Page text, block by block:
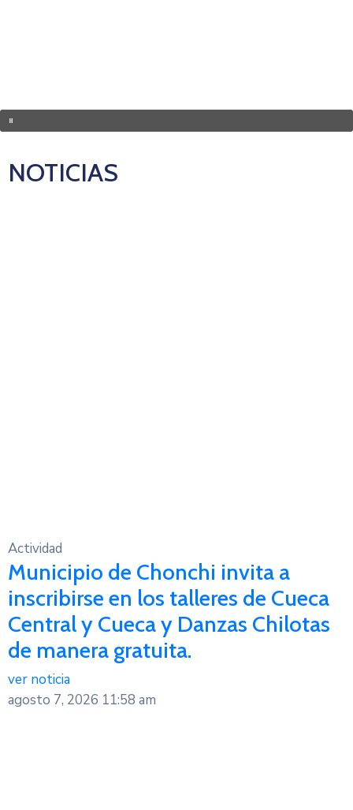
NOTICIAS
Actividad
Municipio de Chonchi invita a
inscribirse en los talleres de Cueca
Central y Cueca y Danzas Chilotas
de manera gratuita.
ver noticia
agosto 7, 2026 11:58 am